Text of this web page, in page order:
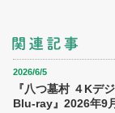
2026/6/5
『八つ墓村 ４Kデ
Blu-ray』2026年9